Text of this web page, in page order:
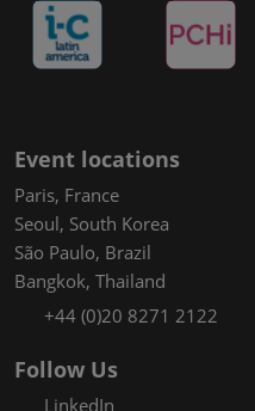
Event locations
Paris, France
Seoul, South Korea
São Paulo, Brazil
Bangkok, Thailand
+44 (0)20 8271 2122
Follow Us
LinkedIn